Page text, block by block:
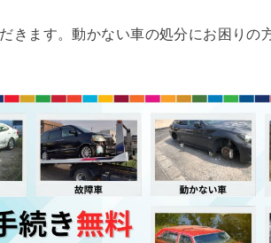
きます。動かない車の処分にお困りの